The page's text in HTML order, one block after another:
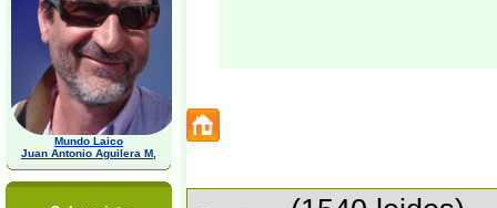
Mundo Laico
Juan Antonio Aguilera M,